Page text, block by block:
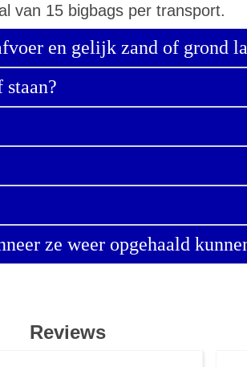
van 15 bigbags per transport.
en gelijk zand of grond
ze weer opgehaald
Reviews